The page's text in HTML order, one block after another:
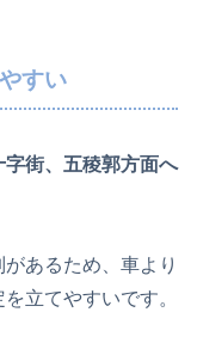
すい
街、五稜郭方面へ
あるため、車より
立てやすいです。